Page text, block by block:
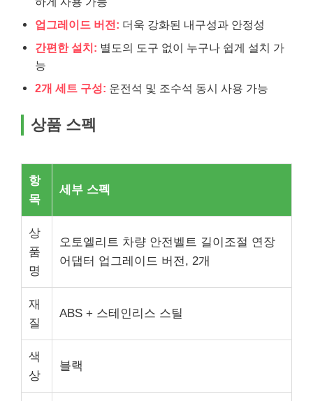
업그레이드 버전: 더욱 강화된 내구성과 안정성
간편한 설치: 별도의 도구 없이 누구나 쉽게 설치 가
능
2개 세트 구성: 운전석 및 조수석 동시 사용 가능
상품 스펙
항
목
세부 스펙
상
품
명
오토엘리트 차량 안전벨트 길이조절 연장
어댑터 업그레이드 버전, 2개
재
질
ABS + 스테인리스 스틸
색
상
블랙